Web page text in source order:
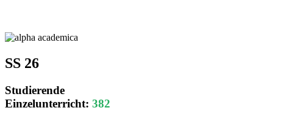
SS 26
Studierende
Einzelunterricht: 382